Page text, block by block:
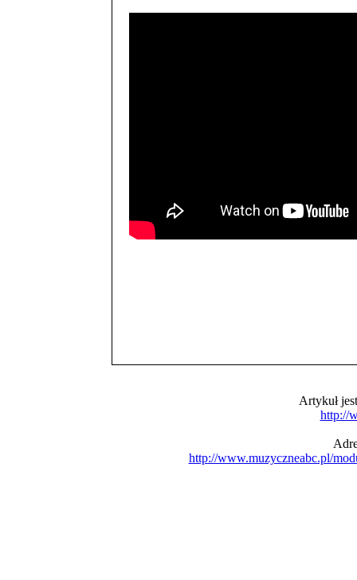
Artykuł
http://
http://www.muzyczneabc.pl/